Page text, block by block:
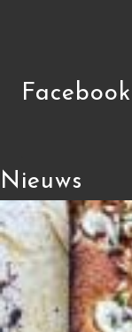
Facebook
Nieuws